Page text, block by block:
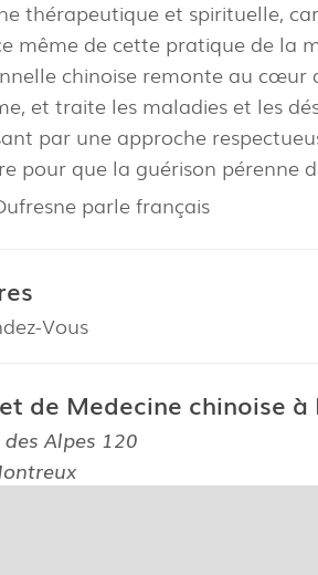
thérapeutique et spirituelle,
même de cette pratique de la
chinoise remonte au cœur
et traite les maladies et les
par une approche
pour que la guérison pérenne
parle français
Vous
de Medecine chinoise
Alpes 120